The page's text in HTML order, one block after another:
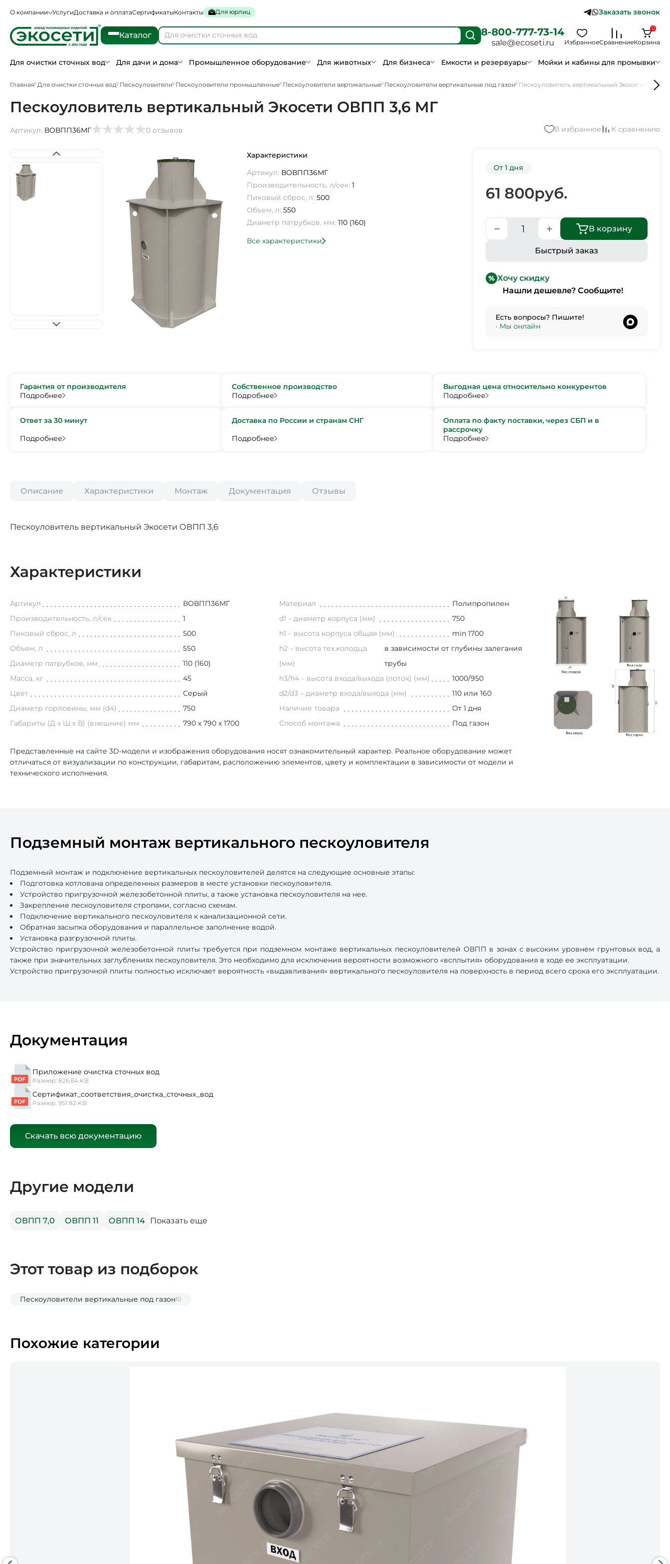
О компании УслугиДоставка и оплатаСертификатыКонтакты Для юрлиц Заказать звонок
Каталог 8-800-777-73-14
sale@ecoseti.ru ИзбранноеСравнениеКорзина
0
Для очистки сточных вод Для дачи и дома Промышленное оборудование Для животных Для бизнеса Емкости и резервуары Мойки и кабины для промывки
Главная Для очистки сточных вод Пескоуловители Пескоуловители промышленные Пескоуловители вертикальные Пескоуловители вертикальные под газон Пескоуловитель вертикальный Экосети ОВПП
Пескоуловитель вертикальный Экосети ОВПП 3,6 МГ
Артикул: ВОВПП36МГ 0 отзывов В избранное К сравнению
Характеристики
Артикул: ВОВПП36МГ
Производительность, л/сек: 1
Пиковый сброс, л: 500
Объем, л: 550
Диаметр патрубков, мм: 110 (160)
Все характеристики
От 1 дня
61 800руб.
В корзину
Быстрый заказ
Хочу скидку
Нашли дешевле? Сообщите!
Есть вопросы? Пишите!
• Мы онлайн
Гарантия от производителя
Подробнее
Собственное производство
Подробнее
Выгодная цена относительно конкурентов
Подробнее
Ответ за 30 минут
Подробнее
Доставка по России и странам СНГ
Подробнее
Оплата по факту поставки, через СБП и в
рассрочку
Подробнее
Описание Характеристики Монтаж Документация Отзывы
Пескоуловитель вертикальный Экосети ОВПП 3,6
Характеристики
Артикул
ВОВПП36МГ
Производительность, л/сек
1
Пиковый сброс, л
500
Объем, л
550
Диаметр патрубков, мм
110 (160)
Масса, кг
45
Цвет
Серый
Диаметр горловины, мм (d4)
750
Габариты (Д х Ш х В) (внешние) мм
790 х 790 х 1700
Материал
Полипропилен
d1 – диаметр корпуса (мм)
750
h1 – высота корпуса общая (мм)
min 1700
h2 – высота тех.колодца
(мм)
в зависимости от глубины залегания
трубы
h3/h4 – высота входа/выхода (лоток) (мм)
1000/950
d2/d3 – диаметр входа/выхода (мм)
110 или 160
Наличие товара
От 1 дня
Способ монтажа
Под газон
Представленные на сайте 3D-модели и изображения оборудования носят ознакомительный характер. Реальное оборудование может
отличаться от визуализации по конструкции, габаритам, расположению элементов, цвету и комплектации в зависимости от модели и
технического исполнения.
Подземный монтаж вертикального пескоуловителя
Подземный монтаж и подключение вертикальных пескоуловителей делятся на следующие основные этапы:
Подготовка котлована определенных размеров в месте установки пескоуловителя.
Устройство пригрузочной железобетонной плиты, а также установка пескоуловителя на нее.
Закрепление пескоуловителя стропами, согласно схемам.
Подключение вертикального пескоуловителя к канализационной сети.
Обратная засыпка оборудования и параллельное заполнение водой.
Установка разгрузочной плиты.
Устройство пригрузочной железобетонной плиты требуется при подземном монтаже вертикальных пескоуловителей ОВПП в зонах с высоким уровнем грунтовых вод, а
также при значительных заглублениях пескоуловителя. Это необходимо для исключения вероятности возможного «всплытия» оборудования в ходе ее эксплуатации.
Устройство пригрузочной плиты полностью исключает вероятность «выдавливания» вертикального пескоуловителя на поверхность в период всего срока его эксплуатации.
Документация
Приложение очистка сточных вод
Размер: 826.64 KB
Сертификат_соответствия_очистка_сточных_вод
Размер: 951.82 KB
Скачать всю документацию
Другие модели
ОВПП 7,0 ОВПП 11 ОВПП 14 Показать еще
Этот товар из подборок
Пескоуловители вертикальные под газон10
Похожие категории